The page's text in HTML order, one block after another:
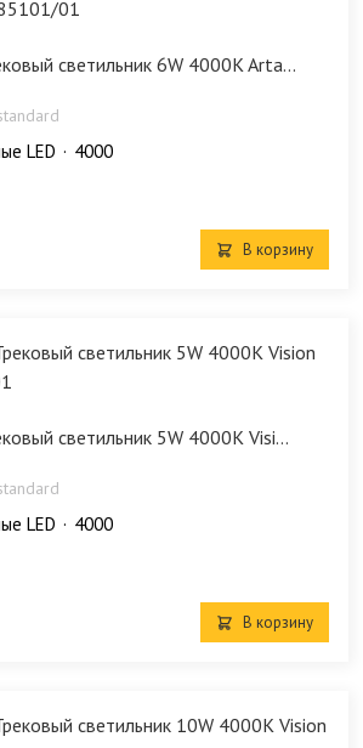
светильник 6W 4000K Arta...
LED 4000
В корзину
светильник 5W 4000K Visi...
LED 4000
В корзину